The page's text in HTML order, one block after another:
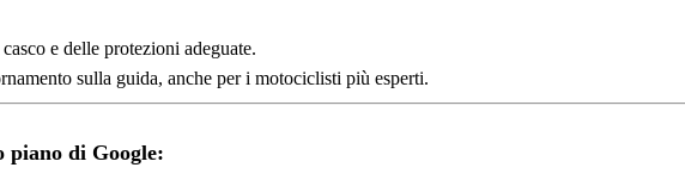
e delle protezioni adeguate.
sulla guida, anche per i motociclisti più esperti.
di Google: